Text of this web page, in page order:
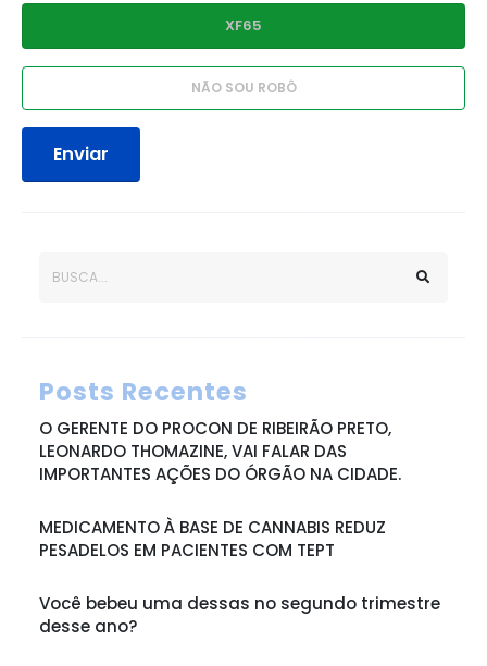
Enviar
Posts Recentes
O GERENTE DO PROCON DE RIBEIRÃO PRETO,
LEONARDO THOMAZINE, VAI FALAR DAS
IMPORTANTES AÇÕES DO ÓRGÃO NA CIDADE.
MEDICAMENTO À BASE DE CANNABIS REDUZ
PESADELOS EM PACIENTES COM TEPT
Você bebeu uma dessas no segundo trimestre
desse ano?